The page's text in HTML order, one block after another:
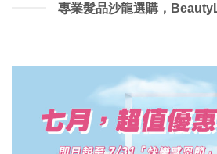
專業髮品沙龍選購，